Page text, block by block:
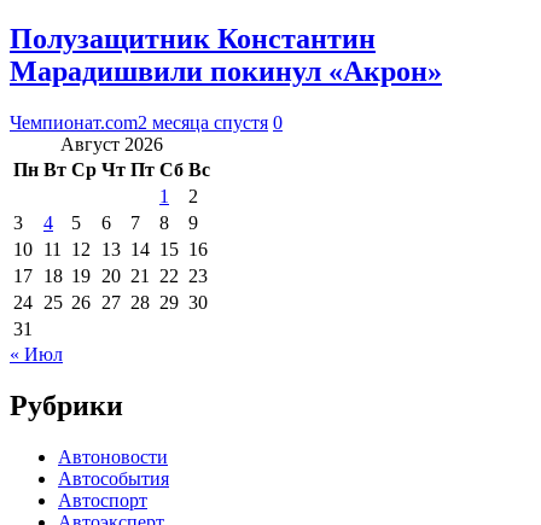
Полузащитник Константин
Марадишвили покинул «Акрон»
Чемпионат.com2 месяца спустя 0
Август 2026
Пн Вт Ср Чт Пт Сб Вс
1
2
3
4 5 6 7 8
9
10 11 12 13 14 15 16
17 18 19 20 21 22 23
24 25 26 27 28 29 30
31
« Июл
Рубрики
Автоновости
Автособытия
Автоспорт